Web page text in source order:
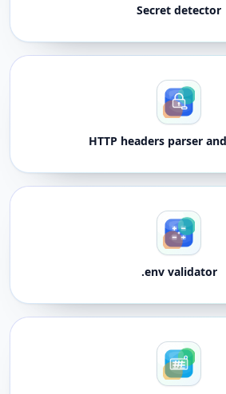
Secret detector
HTTP headers parser
.env validator